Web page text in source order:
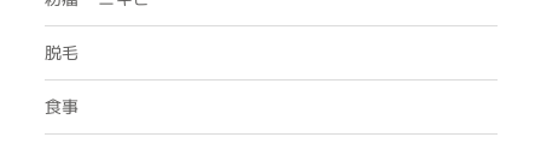
脱毛
食事